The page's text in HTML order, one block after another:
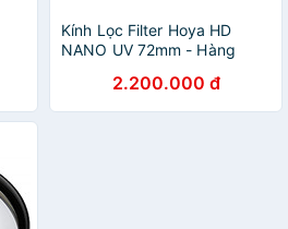
Kính Lọc Filter Hoya HD
NANO UV 72mm - Hàng
2.200.000 đ